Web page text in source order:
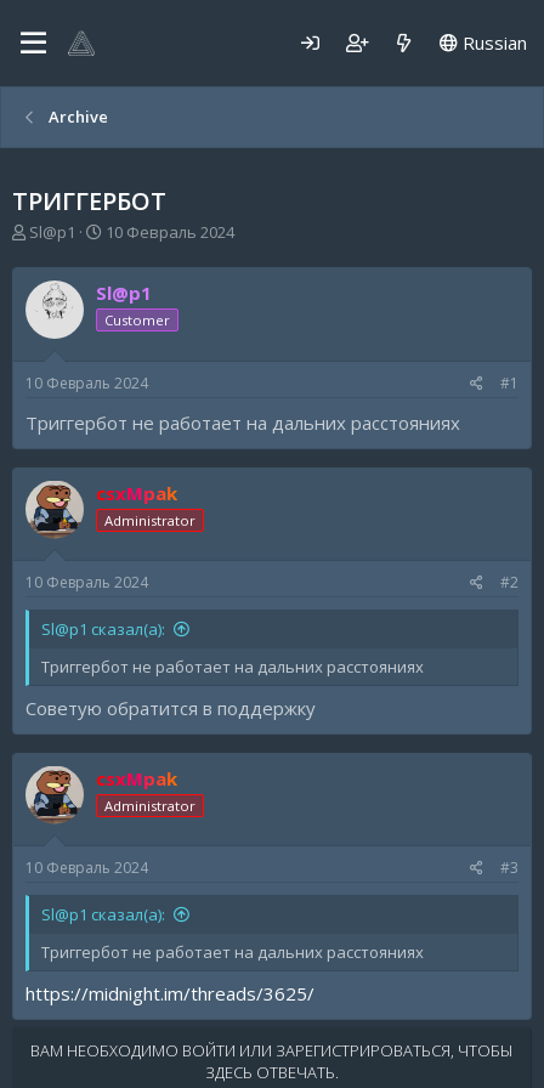
Russian
Archive
ТРИГГЕРБОТ
А
т
о
р
т
м
Sl@p1
Д
т
а
н
а
а
10 Февраль 2024
Sl@p1
Customer
10 Февраль 2024 #1
Триггербот не работает на дальних расстояниях
csxMpak
Administrator
10 Февраль 2024 #2
Sl@p1 сказал(а):
Триггербот не работает на дальних расстояниях
Советую обратится в поддержку
csxMpak
Administrator
10 Февраль 2024 #3
Sl@p1 сказал(а):
Триггербот не работает на дальних расстояниях
https://midnight.im/threads/3625/
ВАМ НЕОБХОДИМО ВОЙТИ ИЛИ ЗАРЕГИСТРИРОВАТЬСЯ, ЧТОБЫ
ЗДЕСЬ ОТВЕЧАТЬ.